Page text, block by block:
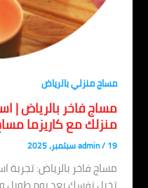
مساج منزلي بالرياض
مساج فاخر بالرياض |
منزلك مع كاريزما
admin/19 سبتمبر، 2025
مساج فاخر بالرياض: تجربة